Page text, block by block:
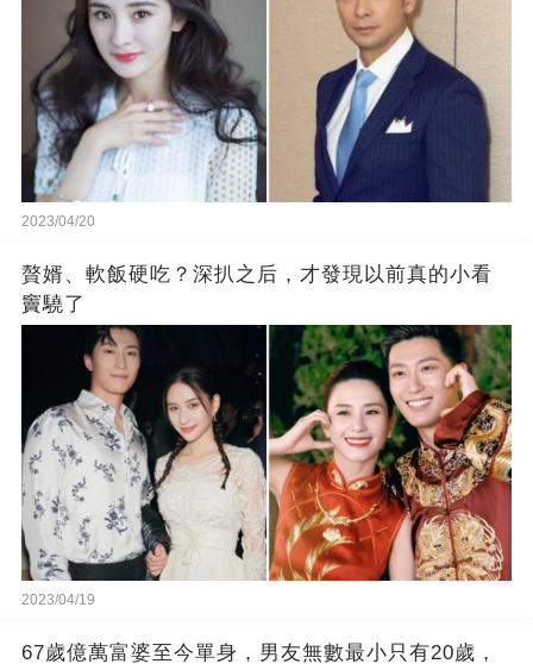
2023/04/20
贅婿、軟飯硬吃？深扒之后，才發現以前真的小看
竇驍了
2023/04/19
67歲億萬富婆至今單身，男友無數最小只有20歲，